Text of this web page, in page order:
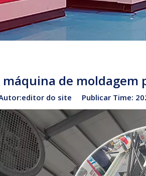
de moldagem
do site Publicar Time: